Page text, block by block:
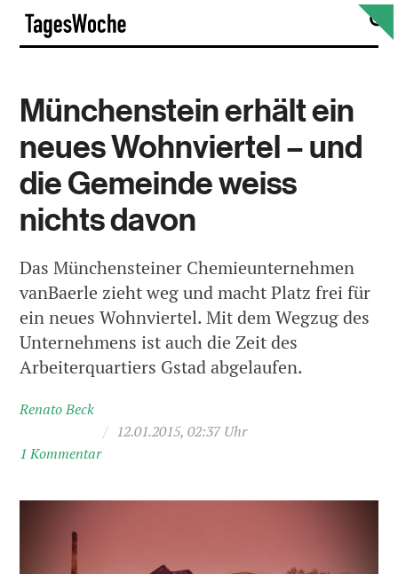
Skip
content
Münchenstein erhält ein
neues Wohnviertel – und
die Gemeinde weiss
nichts davon
Das Münchensteiner Chemieunternehmen
vanBaerle zieht weg und macht Platz frei für
ein neues Wohnviertel. Mit dem Wegzug des
Unternehmens ist auch die Zeit des
Arbeiterquartiers Gstad abgelaufen.
Renato Beck
/ 12.01.2015, 02:37 Uhr
1 Kommentar